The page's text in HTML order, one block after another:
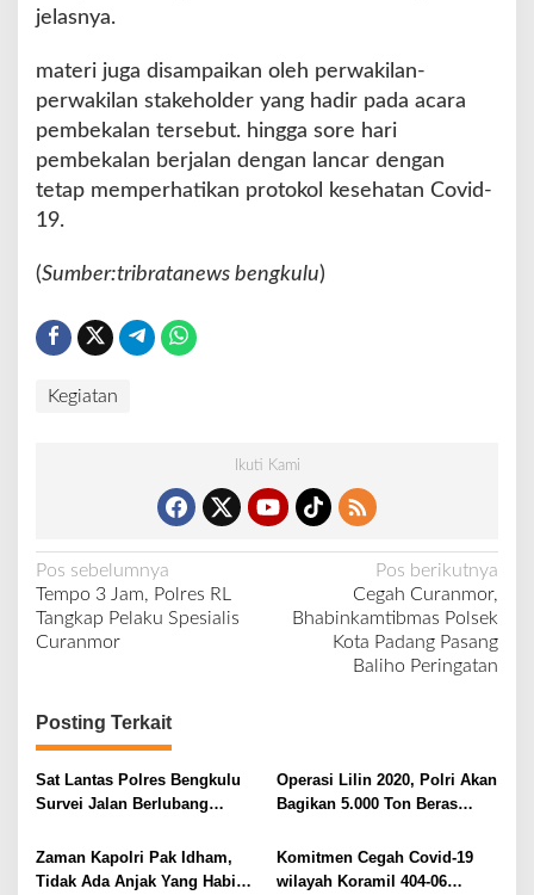
jelasnya.
materi juga disampaikan oleh perwakilan-
perwakilan stakeholder yang hadir pada acara
pembekalan tersebut. hingga sore hari
pembekalan berjalan dengan lancar dengan
tetap memperhatikan protokol kesehatan Covid-
19.
(Sumber:tribratanews bengkulu)
Kegiatan
Ikuti Kami
N
a
v
g
a
s
i
p
o
Pos sebelumnya
Tempo 3 Jam, Polres RL
Tangkap Pelaku Spesialis
Curanmor
Pos berikutnya
Cegah Curanmor,
Bhabinkamtibmas Polsek
Kota Padang Pasang
Baliho Peringatan
Posting Terkait
Sat Lantas Polres Bengkulu
Survei Jalan Berlubang
Operasi Lilin 2020, Polri Akan
Bagikan 5.000 Ton Beras
Covid-19
Zaman Kapolri Pak Idham,
Tidak Ada Anjak Yang Habis
Komitmen Cegah Covid-19
wilayah Koramil 404-06